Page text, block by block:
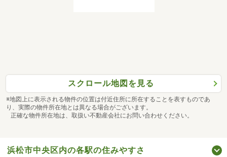
スクロール地図を見る
※地図上に表示される物件の位置は付近住所に所在することを表すものであ
り、実際の物件所在地とは異なる場合がございます。
正確な物件所在地は、取扱い不動産会社にお問い合わせください。
浜松市中央区内の各駅の住みやすさ